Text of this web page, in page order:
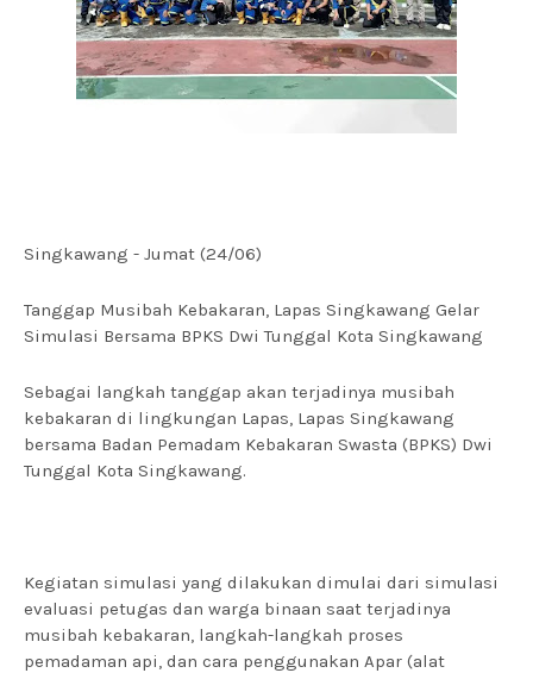
Singkawang - Jumat (24/06)
Tanggap Musibah Kebakaran, Lapas Singkawang Gelar
Simulasi Bersama BPKS Dwi Tunggal Kota Singkawang
Sebagai langkah tanggap akan terjadinya musibah
kebakaran di lingkungan Lapas, Lapas Singkawang
bersama Badan Pemadam Kebakaran Swasta (BPKS) Dwi
Tunggal Kota Singkawang.
Kegiatan simulasi yang dilakukan dimulai dari simulasi
evaluasi petugas dan warga binaan saat terjadinya
musibah kebakaran, langkah-langkah proses
pemadaman api, dan cara penggunakan Apar (alat